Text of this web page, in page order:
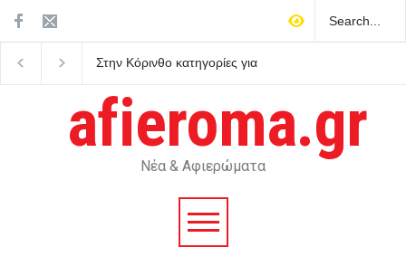
Στην Κόρινθο κατηγορίες για
κρύβουν τα προβλήματα
του ΕΣΥ
σορό του πατέρα του
καταψύκτη
afieroma.gr
Νέα & Αφιερώματα